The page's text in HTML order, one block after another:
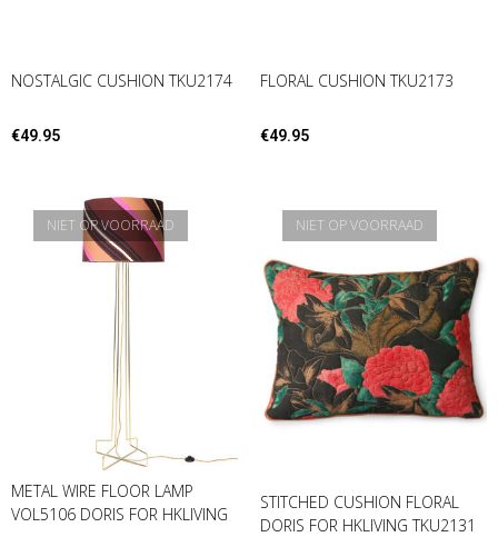
NOSTALGIC CUSHION TKU2174
€49.95
FLORAL CUSHION TKU2173
€49.95
NIET OP VOORRAAD
METAL WIRE FLOOR LAMP
VOL5106 DORIS FOR HKLIVING
NIET OP VOORRAAD
STITCHED CUSHION FLORAL
DORIS FOR HKLIVING TKU2131